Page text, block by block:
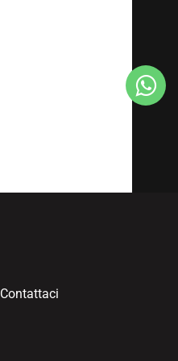
Contattaci